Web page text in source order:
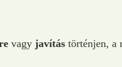
vagy javítás történjen, a